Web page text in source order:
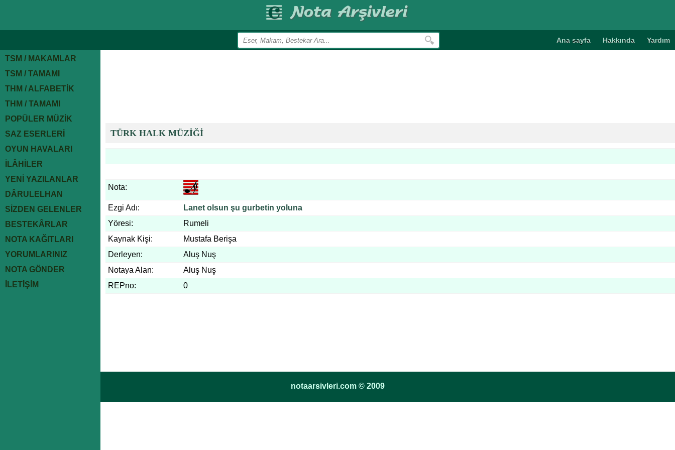
Ana sayfa Hakkında Yardım
TSM / MAKAMLAR
TSM / TAMAMI
THM / ALFABETİK
THM / TAMAMI
POPÜLER MÜZİK
SAZ ESERLERİ
OYUN HAVALARI
İLÂHİLER
YENİ YAZILANLAR
DÂRULELHAN
SİZDEN GELENLER
BESTEKÂRLAR
NOTA KAĞITLARI
YORUMLARINIZ
NOTA GÖNDER
İLETİŞİM
TÜRK HALK MÜZİĞİ
Nota:
Ezgi Adı:
Lanet olsun şu gurbetin yoluna
Yöresi:
Rumeli
Kaynak Kişi:
Mustafa Berişa
Derleyen:
Aluş Nuş
Notaya Alan:
Aluş Nuş
REPno:
0
notaarsivleri.com © 2009